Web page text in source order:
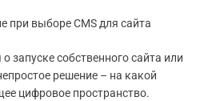
при выборе CMS для сайта
запуске собственного сайта или
решение – на какой
цифровое пространство.